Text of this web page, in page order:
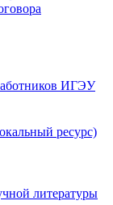
ИГЭУ
ресурс)
литературы